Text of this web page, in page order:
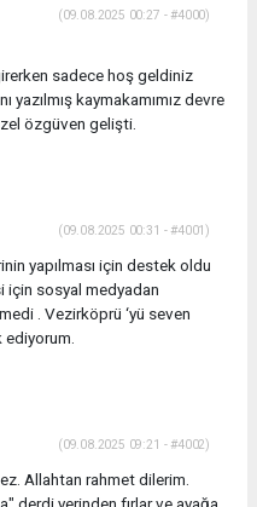
(09.08.2025 00:27 - #4000)
sadece hoş geldiniz
yazılmış kaymakamımız devre
özgüven gelişti.
(09.08.2025 00:31 - #4001)
yapılması için destek oldu
için sosyal medyadan
. Vezirköprü ‘yü seven
(09.08.2025 09:21 - #4002)
Allahtan rahmet dilerim.